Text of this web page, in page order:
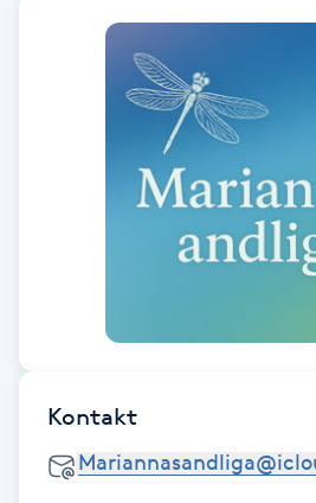
Damklippning
Diamantslipning
Extensions
Extensions borttagning
Kontakt